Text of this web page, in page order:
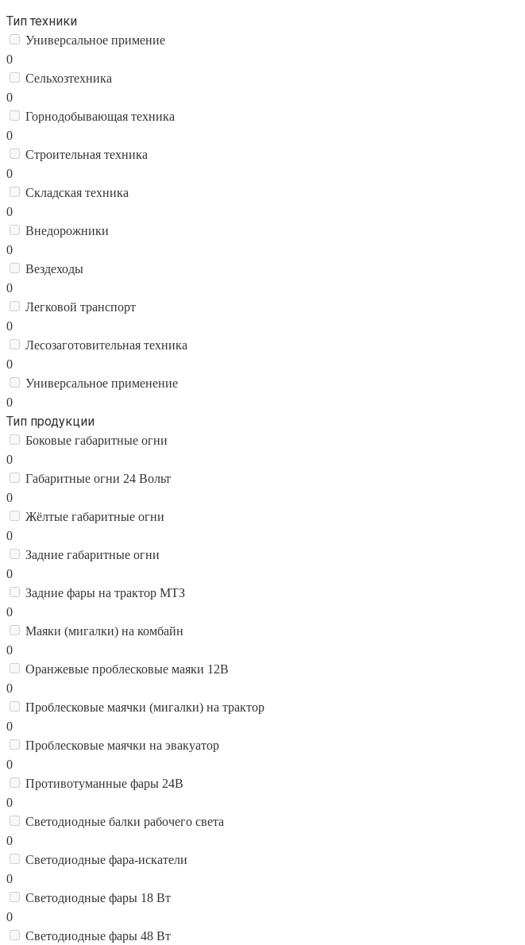
Тип техники
Универсальное примение
0
Сельхозтехника
0
Горнодобывающая техника
0
Строительная техника
0
Складская техника
0
Внедорожники
0
Вездеходы
0
Легковой транспорт
0
Лесозаготовительная техника
0
Универсальное применение
0
Тип продукции
Боковые габаритные огни
0
Габаритные огни 24 Вольт
0
Жёлтые габаритные огни
0
Задние габаритные огни
0
Задние фары на трактор МТЗ
0
Маяки (мигалки) на комбайн
0
Оранжевые проблесковые маяки 12В
0
Проблесковые маячки (мигалки) на трактор
0
Проблесковые маячки на эвакуатор
0
Противотуманные фары 24В
0
Светодиодные балки рабочего света
0
Светодиодные фара-искатели
0
Светодиодные фары 18 Вт
0
Светодиодные фары 48 Вт